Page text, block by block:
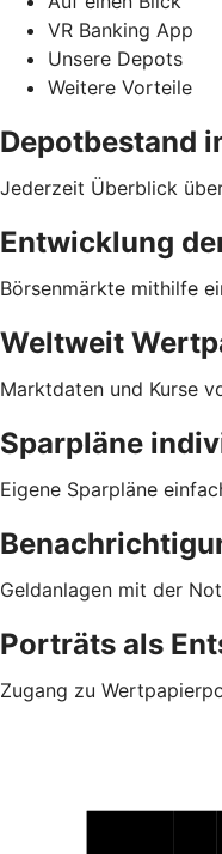
VR Banking App
Unsere Depots
Weitere Vorteile
Depotbestand
Jederzeit Überblick
Entwicklung
Börsenmärkte mithilfe
Weltweit
Marktdaten und Kurse
Sparpläne
Eigene Sparpläne
Geldanlagen mit der
Porträts als
Zugang zu